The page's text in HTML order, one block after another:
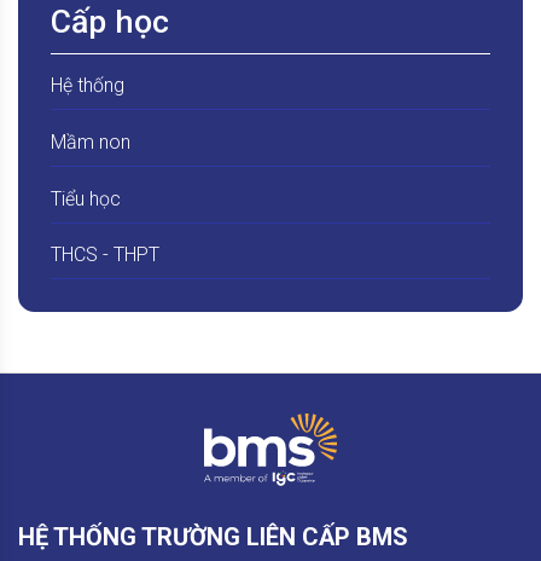
Cấp học
Hệ thống
Mầm non
Tiểu học
THCS - THPT
HỆ THỐNG TRƯỜNG LIÊN CẤP BMS